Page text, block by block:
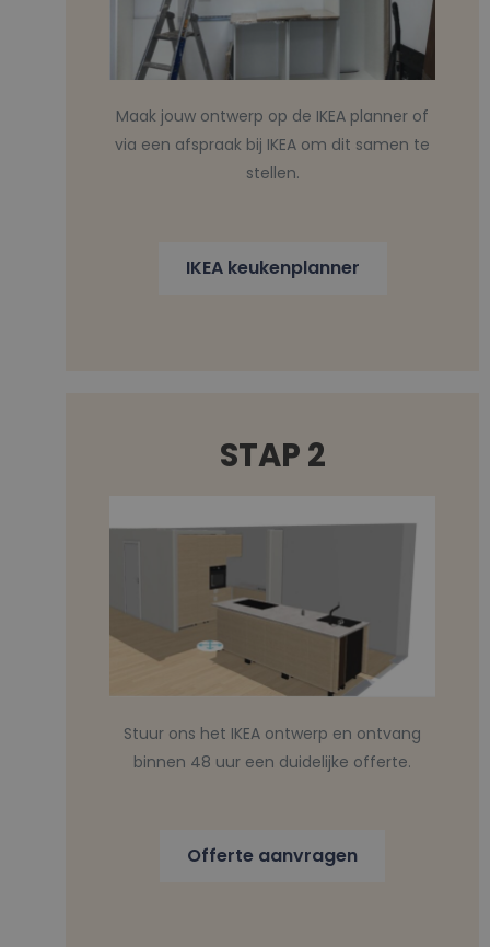
Maak jouw ontwerp op de IKEA planner of
via een afspraak bij IKEA om dit samen te
stellen.
IKEA keukenplanner
STAP 2
Stuur ons het IKEA ontwerp en ontvang
binnen 48 uur een duidelijke offerte.
Offerte aanvragen